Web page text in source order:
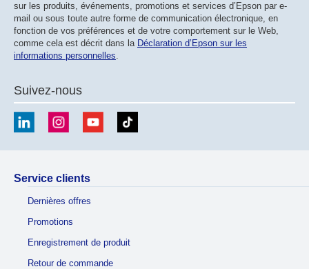
sur les produits, événements, promotions et services d’Epson par e-
mail ou sous toute autre forme de communication électronique, en
fonction de vos préférences et de votre comportement sur le Web,
comme cela est décrit dans la Déclaration d’Epson sur les
informations personnelles.
Suivez-nous
Service clients
Dernières offres
Promotions
Enregistrement de produit
Retour de commande